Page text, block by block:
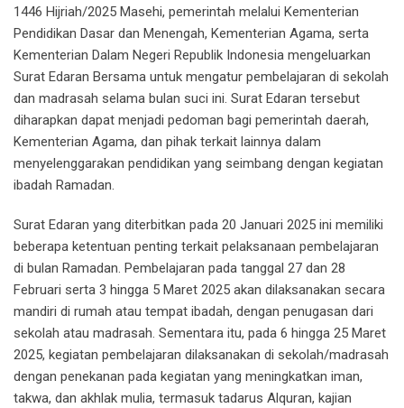
1446 Hijriah/2025 Masehi, pemerintah melalui Kementerian
Pendidikan Dasar dan Menengah, Kementerian Agama, serta
Kementerian Dalam Negeri Republik Indonesia mengeluarkan
Surat Edaran Bersama untuk mengatur pembelajaran di sekolah
dan madrasah selama bulan suci ini. Surat Edaran tersebut
diharapkan dapat menjadi pedoman bagi pemerintah daerah,
Kementerian Agama, dan pihak terkait lainnya dalam
menyelenggarakan pendidikan yang seimbang dengan kegiatan
ibadah Ramadan.
Surat Edaran yang diterbitkan pada 20 Januari 2025 ini memiliki
beberapa ketentuan penting terkait pelaksanaan pembelajaran
di bulan Ramadan. Pembelajaran pada tanggal 27 dan 28
Februari serta 3 hingga 5 Maret 2025 akan dilaksanakan secara
mandiri di rumah atau tempat ibadah, dengan penugasan dari
sekolah atau madrasah. Sementara itu, pada 6 hingga 25 Maret
2025, kegiatan pembelajaran dilaksanakan di sekolah/madrasah
dengan penekanan pada kegiatan yang meningkatkan iman,
takwa, dan akhlak mulia, termasuk tadarus Alquran, kajian